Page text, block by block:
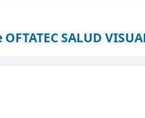
SALUD